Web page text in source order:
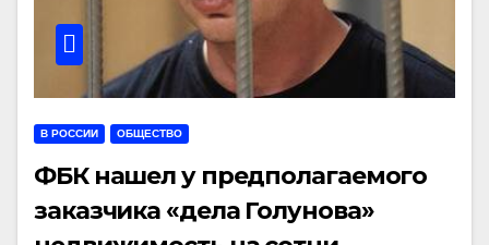
В РОССИИ ОБЩЕСТВО
ФБК нашел у предполагаемого
заказчика «дела Голунова»